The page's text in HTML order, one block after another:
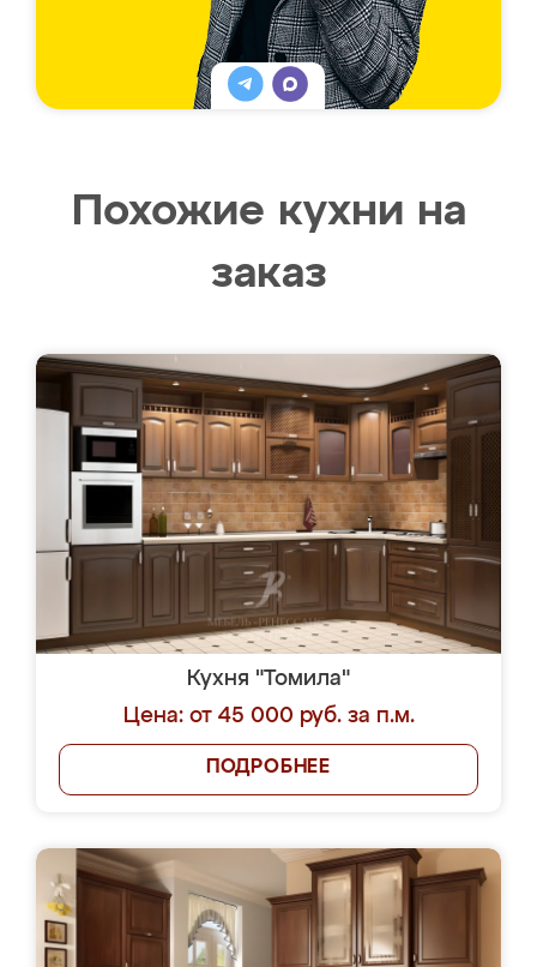
Похожие кухни на
заказ
Кухня "Томила"
Цена: от 45 000 руб. за п.м.
ПОДРОБНЕЕ